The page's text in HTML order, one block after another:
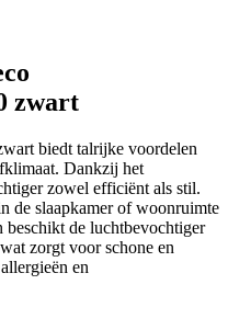
zwart
biedt talrijke voordelen
Dankzij het
zowel efficiënt als stil.
de slaapkamer of woonruimte
beschikt de luchtbevochtiger
zorgt voor schone en
en